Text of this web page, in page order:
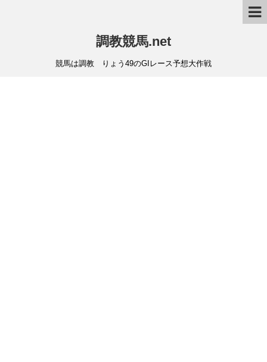
調教競馬.net
競馬は調教 りょう49のGIレース予想大作戦